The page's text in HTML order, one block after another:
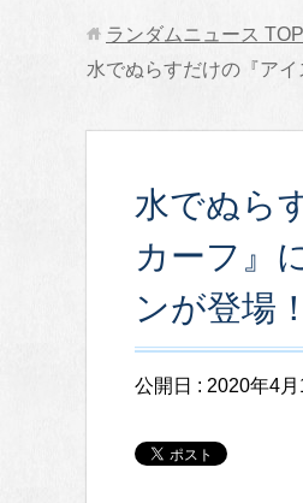
ランダムニュース TOP
水でぬらすだけの『ア
水でぬら
カーフ』
ンが登場
公開日 : 2020年4月